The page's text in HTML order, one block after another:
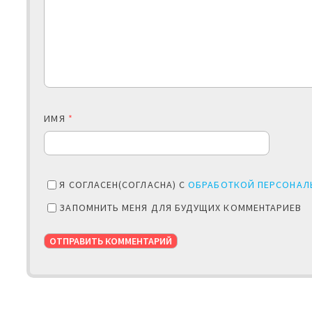
ИМЯ *
Я СОГЛАСЕН(СОГЛАСНА) СОБРАБОТКОЙ
ЗАПОМНИТЬ МЕНЯ ДЛЯ БУДУЩИХ КОММЕНТАРИЕВ